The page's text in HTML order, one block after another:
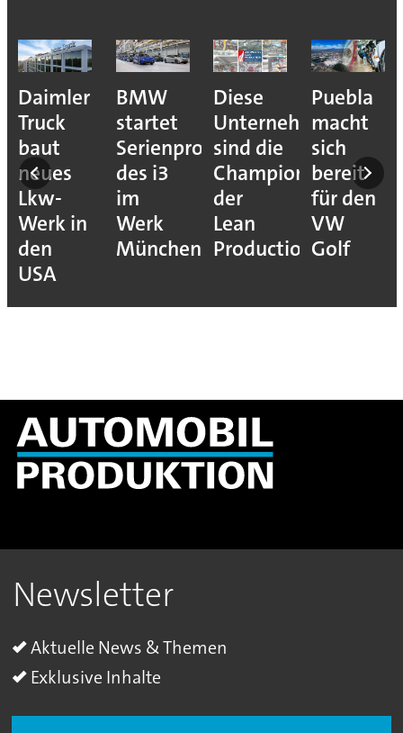
Daimler
Truck
baut
neues
Lkw-
Werk in
den
USA
BMW
startet
Serienproduktion
des i3
im
Werk
München
Diese
Unternehmen
sind die
Champions
der
Lean
Production
Puebla
macht
sich
bereit
für den
VW
Golf
Newsletter
Aktuelle News & Themen
Exklusive Inhalte